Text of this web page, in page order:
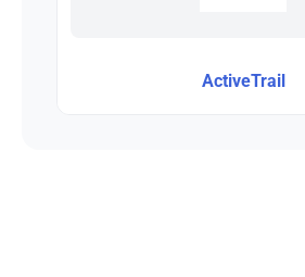
ActiveTrail